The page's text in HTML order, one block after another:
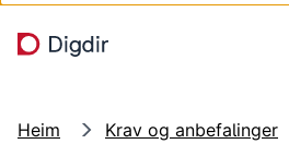
Heim
Krav og anbefalinger